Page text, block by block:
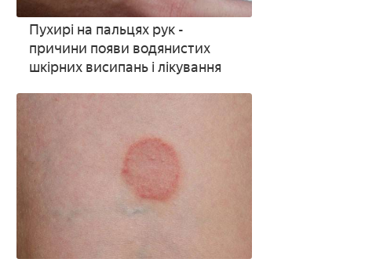
Пухирі на пальцях рук -
причини появи водянистих
шкірних висипань і лікування